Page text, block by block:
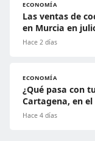
ECONOMÍA
Las ventas de
en Murcia en
Hace 2 días
ECONOMÍA
¿Qué pasa con
Cartagena, en
Hace 4 días